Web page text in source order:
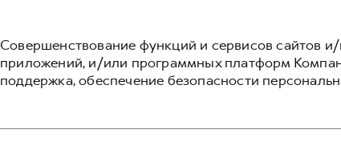
Совершенствование функций и сервисов сайтов
приложений, и/или программных платформ
поддержка, обеспечение безопасности